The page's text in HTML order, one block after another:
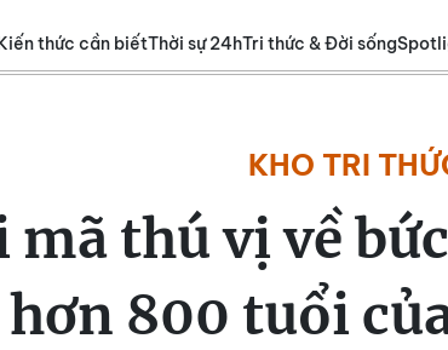
thức cần biếtThời sự 24hTri thức & Đời sống
KHO TRI
mã thú vị về
800 tuổi